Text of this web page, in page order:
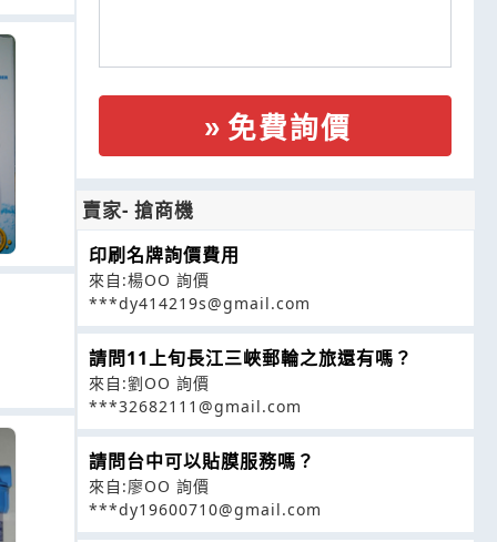
免費詢價
賣家- 搶商機
印刷名牌詢價費用
來自:楊OO 詢價
***dy414219s@gmail.com
請問11上旬長江三峽郵輪之旅還有嗎？
來自:劉OO 詢價
***32682111@gmail.com
請問台中可以貼膜服務嗎？
來自:廖OO 詢價
***dy19600710@gmail.com